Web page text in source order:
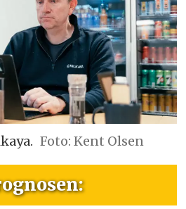
Foto: Kent Olsen